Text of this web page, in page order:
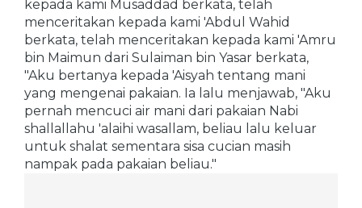
kepada kami Musaddad berkata, telah
menceritakan kepada kami 'Abdul Wahid
berkata, telah menceritakan kepada kami 'Amru
bin Maimun dari Sulaiman bin Yasar berkata,
"Aku bertanya kepada 'Aisyah tentang mani
yang mengenai pakaian. Ia lalu menjawab, "Aku
pernah mencuci air mani dari pakaian Nabi
shallallahu 'alaihi wasallam, beliau lalu keluar
untuk shalat sementara sisa cucian masih
nampak pada pakaian beliau."